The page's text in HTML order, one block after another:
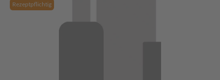
Rezeptpflichtig